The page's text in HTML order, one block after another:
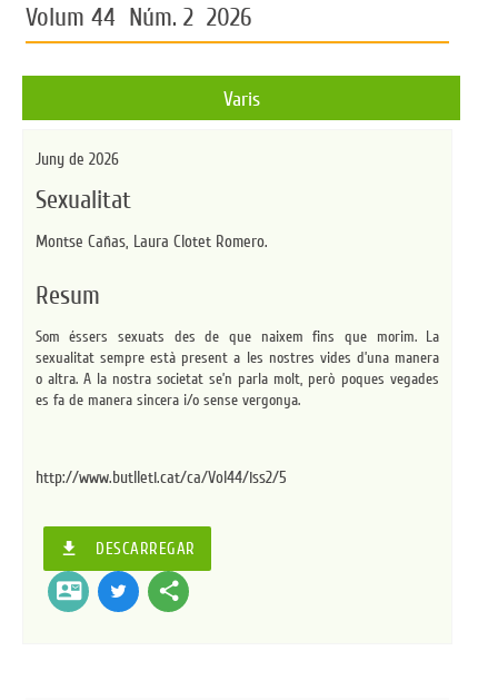
Volum 44 Núm. 2 2026
Varis
Juny de 2026
Sexualitat
Montse Cañas, Laura Clotet Romero.
Resum
Som éssers sexuats des de que naixem fins que morim. La
sexualitat sempre està present a les nostres vides d’una manera
o altra. A la nostra societat se’n parla molt, però poques vegades
es fa de manera sincera i/o sense vergonya.
http://www.butlleti.cat/ca/Vol44/iss2/5
file_download DESCARREGAR
contact_mail share